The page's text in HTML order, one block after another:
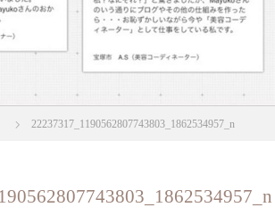
22237317_1190562807743803_1862534957_n